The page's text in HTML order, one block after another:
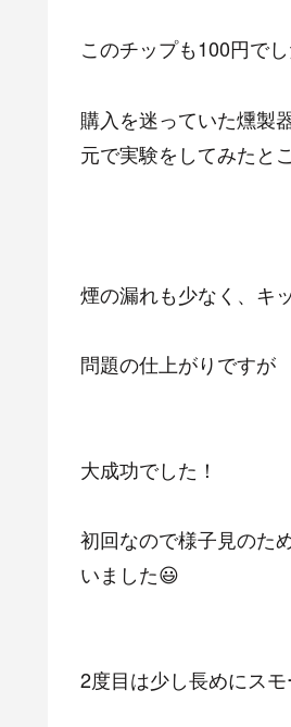
このチップも100円で
購入を迷っていた燻製
元で実験をしてみたと
煙の漏れも少なく、キ
問題の仕上がりですが
大成功でした！
初回なので様子見のた
いました😃
2度目は少し長めにス